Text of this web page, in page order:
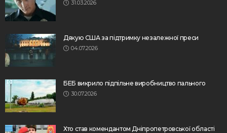
31.03.2026
Дякую США за підтримку незалежної преси
04.07.2026
БЕБ викрило підпільне виробництво пального
30.07.2026
Хто став комендантом Дніпропетровської області